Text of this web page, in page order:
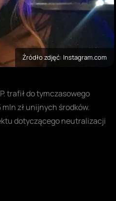
Źródło zdjęć: Instagram.com
trafił do tymczasowego
zł unijnych środków.
dotyczącego neutralizacji